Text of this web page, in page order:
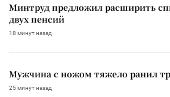
Минтруд предложил расширить
двух пенсий
18 минут назад
Мужчина с ножом тяжело ранил
25 минут назад